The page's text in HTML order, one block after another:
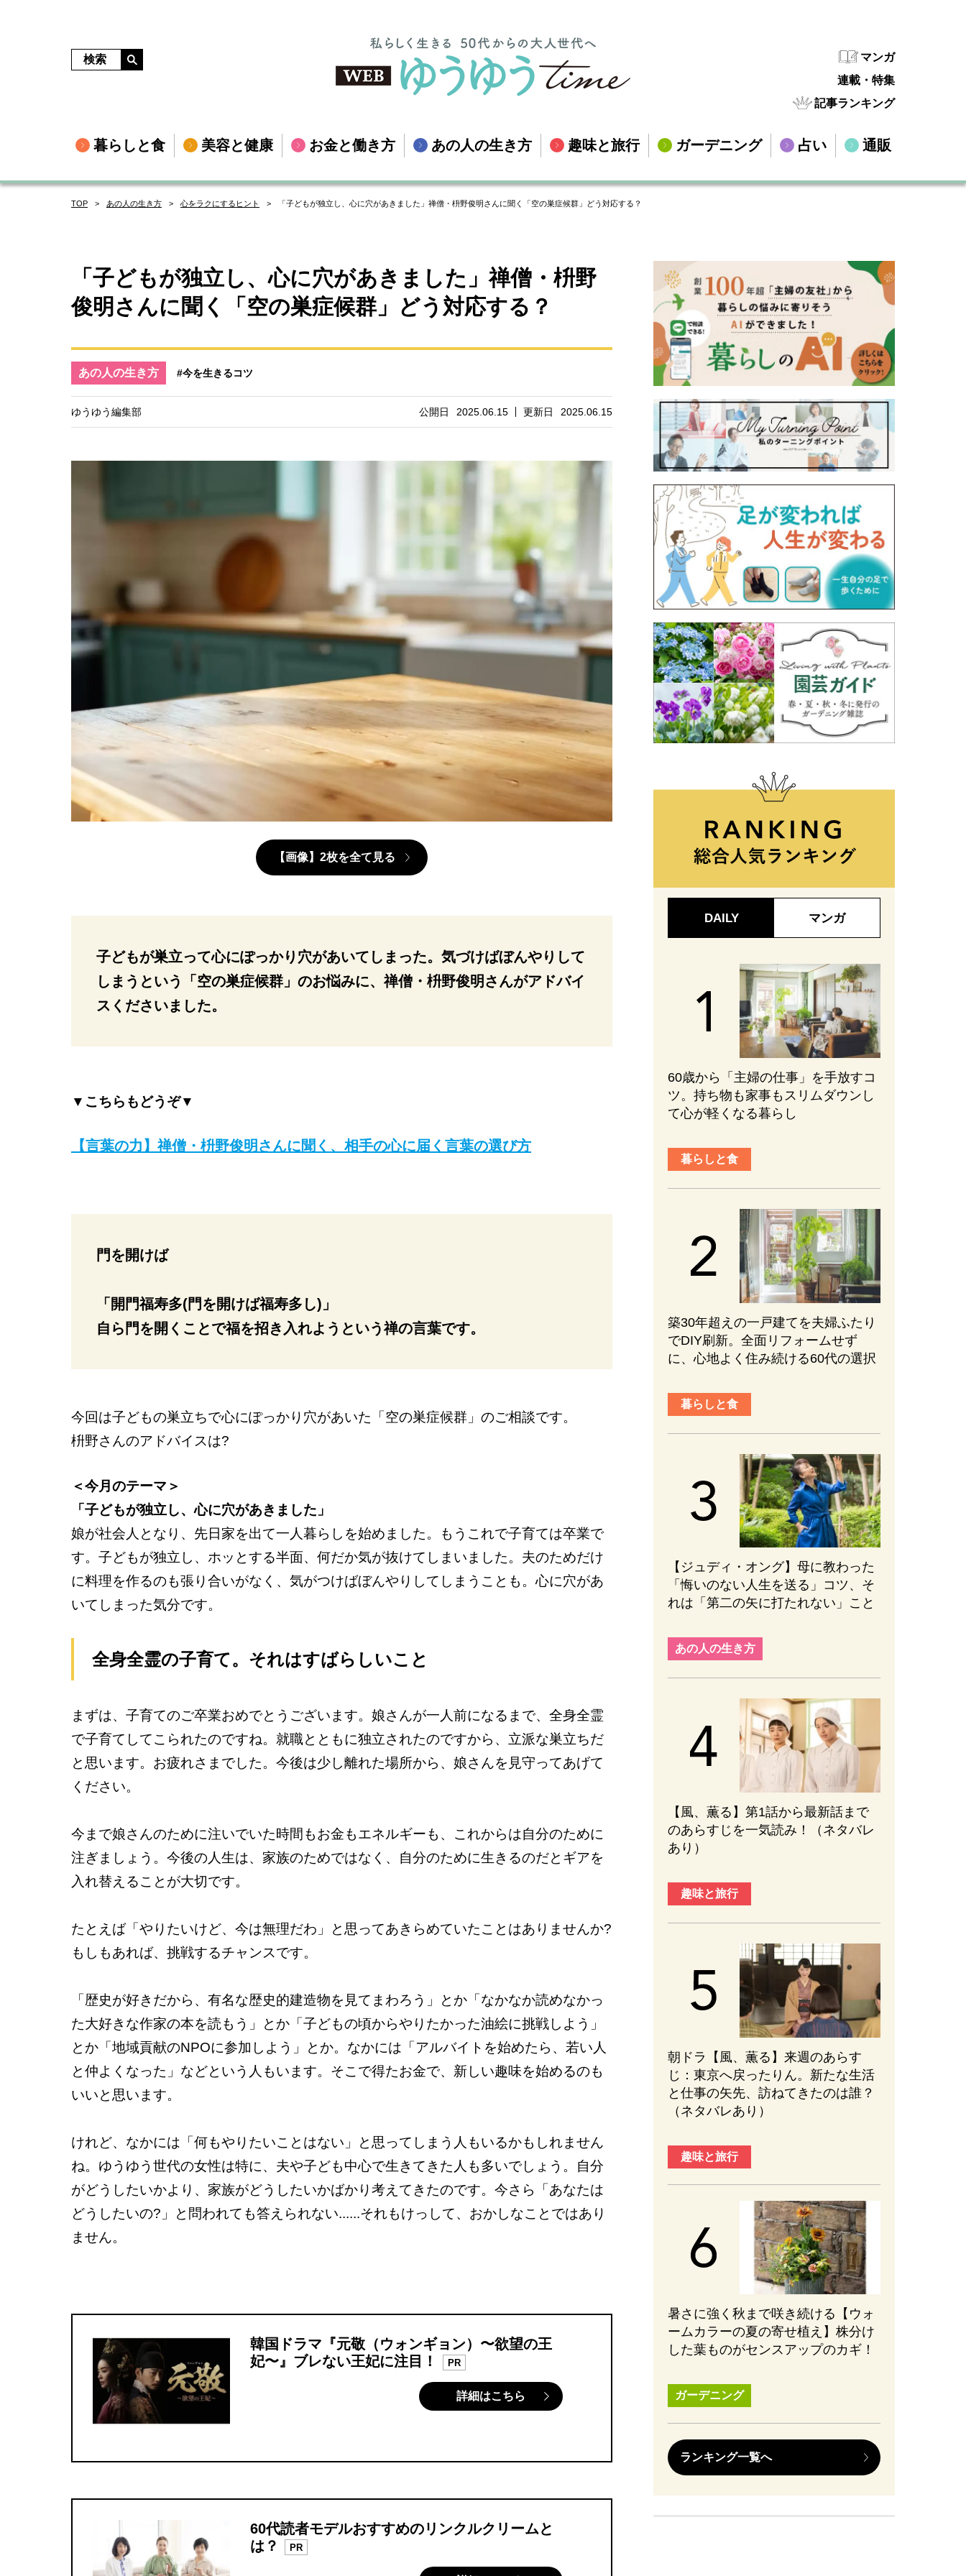
マンガ
連載・特集
記事ランキング
暮らしと食 美容と健康 お金と働き方 あの人の生き方 趣味と旅行 ガーデニング 占い 通販
TOP あの人の生き方 心をラクにするヒント 「子どもが独立し、心に穴があきました」禅僧・枡野俊明さんに聞く「空の巣症候群」どう対応する？
「子どもが独立し、心に穴があきました」禅僧・枡野
俊明さんに聞く「空の巣症候群」どう対応する？
あの人の生き方 #今を生きるコツ
公開日 2025.06.15 更新日 2025.06.15
ゆうゆう編集部
【画像】2枚を全て見る
子どもが巣立って心にぽっかり穴があいてしまった。気づけばぼんやりして
しまうという「空の巣症候群」のお悩みに、禅僧・枡野俊明さんがアドバイ
スくださいました。
▼こちらもどうぞ▼
【言葉の力】禅僧・枡野俊明さんに聞く、相手の心に届く言葉の選び方
門を開けば
「開門福寿多(門を開けば福寿多し)」
自ら門を開くことで福を招き入れようという禅の言葉です。
今回は子どもの巣立ちで心にぽっかり穴があいた「空の巣症候群」のご相談です。
枡野さんのアドバイスは?
＜今月のテーマ＞
「子どもが独立し、心に穴があきました」
娘が社会人となり、先日家を出て一人暮らしを始めました。もうこれで子育ては卒業で
す。子どもが独立し、ホッとする半面、何だか気が抜けてしまいました。夫のためだけ
に料理を作るのも張り合いがなく、気がつけばぼんやりしてしまうことも。心に穴があ
いてしまった気分です。
全身全霊の子育て。それはすばらしいこと
まずは、子育てのご卒業おめでとうございます。娘さんが一人前になるまで、全身全霊
で子育てしてこられたのですね。就職とともに独立されたのですから、立派な巣立ちだ
と思います。お疲れさまでした。今後は少し離れた場所から、娘さんを見守ってあげて
ください。
今まで娘さんのために注いでいた時間もお金もエネルギーも、これからは自分のために
注ぎましょう。今後の人生は、家族のためではなく、自分のために生きるのだとギアを
入れ替えることが大切です。
たとえば「やりたいけど、今は無理だわ」と思ってあきらめていたことはありませんか?
もしもあれば、挑戦するチャンスです。
「歴史が好きだから、有名な歴史的建造物を見てまわろう」とか「なかなか読めなかっ
た大好きな作家の本を読もう」とか「子どもの頃からやりたかった油絵に挑戦しよう」
とか「地域貢献のNPOに参加しよう」とか。なかには「アルバイトを始めたら、若い人
と仲よくなった」などという人もいます。そこで得たお金で、新しい趣味を始めるのも
いいと思います。
けれど、なかには「何もやりたいことはない」と思ってしまう人もいるかもしれません
ね。ゆうゆう世代の女性は特に、夫や子ども中心で生きてきた人も多いでしょう。自分
がどうしたいかより、家族がどうしたいかばかり考えてきたのです。今さら「あなたは
どうしたいの?」と問われても答えられない......それもけっして、おかしなことではあり
ません。
韓国ドラマ『元敬（ウォンギョン）〜欲望の王
妃〜』ブレない王妃に注目！
PR
詳細はこちら
60代読者モデルおすすめのリンクルクリームと
は？
PR
DAILY マンガ
60歳から「主婦の仕事」を手放すコ
ツ。持ち物も家事もスリムダウンし
て心が軽くなる暮らし
暮らしと食
築30年超えの一戸建てを夫婦ふたり
でDIY刷新。全面リフォームせず
に、心地よく住み続ける60代の選択
暮らしと食
【ジュディ・オング】母に教わった
「悔いのない人生を送る」コツ、そ
れは「第二の矢に打たれない」こと
あの人の生き方
【風、薫る】第1話から最新話まで
のあらすじを一気読み！（ネタバレ
あり）
趣味と旅行
朝ドラ【風、薫る】来週のあらす
じ：東京へ戻ったりん。新たな生活
と仕事の矢先、訪ねてきたのは誰？
（ネタバレあり）
趣味と旅行
暑さに強く秋まで咲き続ける【ウォ
ームカラーの夏の寄せ植え】株分け
した葉ものがセンスアップのカギ！
ガーデニング
ランキング一覧へ